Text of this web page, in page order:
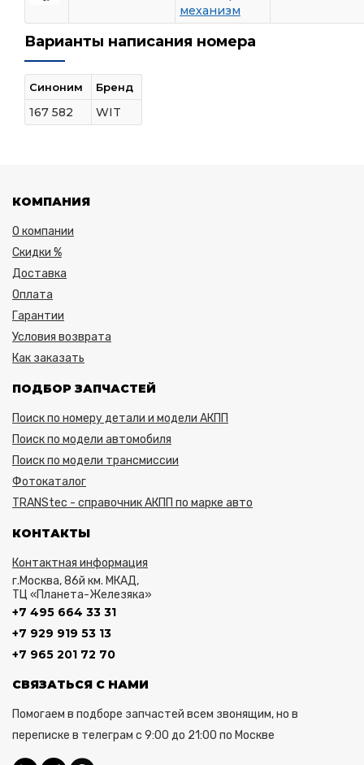
механизм
Варианты написания номера
Синоним Бренд
167 582 WIT
КОМПАНИЯ
О компании
Скидки %
Доставка
Оплата
Гарантии
Условия возврата
Как заказать
ПОДБОР ЗАПЧАСТЕЙ
Поиск по номеру детали и модели АКПП
Поиск по модели автомобиля
Поиск по модели трансмиссии
Фотокаталог
TRANStec - справочник АКПП по марке авто
КОНТАКТЫ
Контактная информация
г.Москва, 86й км. МКАД,
ТЦ «Планета-Железяка»
+7 495 664 33 31
+7 929 919 53 13
+7 965 201 72 70
СВЯЗАТЬСЯ С НАМИ
Помогаем в подборе запчастей всем звонящим, но в
переписке в телеграм с 9:00 до 21:00 по Москве